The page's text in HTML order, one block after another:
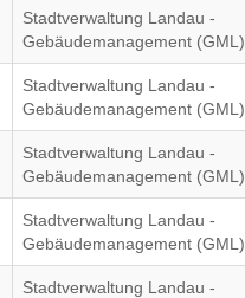
Stadtverwaltung Landau -
Gebäudemanagement (GML)
Stadtverwaltung Landau -
Gebäudemanagement (GML)
Stadtverwaltung Landau -
Gebäudemanagement (GML)
Stadtverwaltung Landau -
Gebäudemanagement (GML)
Stadtverwaltung Landau -